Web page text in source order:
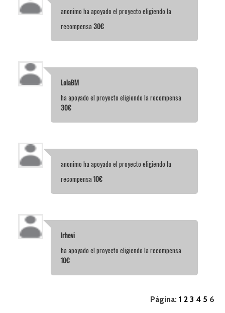
anonimo ha apoyado el proyecto eligiendo la
recompensa 30€
LolaBM
ha apoyado el proyecto eligiendo la recompensa
30€
anonimo ha apoyado el proyecto eligiendo la
recompensa 10€
Irhevi
ha apoyado el proyecto eligiendo la recompensa
10€
Página: 1 2 3 4 5 6